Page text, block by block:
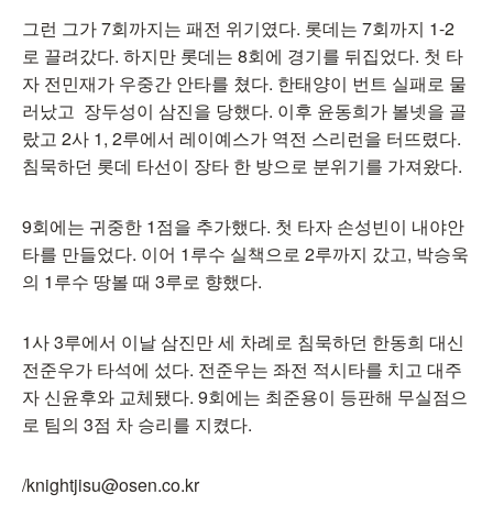
그런 그가 7회까지는 패전 위기였다. 롯데는 7회까지 1-2
로 끌려갔다. 하지만 롯데는 8회에 경기를 뒤집었다. 첫 타
자 전민재가 우중간 안타를 쳤다. 한태양이 번트 실패로 물
러났고 장두성이 삼진을 당했다. 이후 윤동희가 볼넷을 골
랐고 2사 1, 2루에서 레이예스가 역전 스리런을 터뜨렸다.
침묵하던 롯데 타선이 장타 한 방으로 분위기를 가져왔다.
9회에는 귀중한 1점을 추가했다. 첫 타자 손성빈이 내야안
타를 만들었다. 이어 1루수 실책으로 2루까지 갔고, 박승욱
의 1루수 땅볼 때 3루로 향했다.
1사 3루에서 이날 삼진만 세 차례로 침묵하던 한동희 대신
전준우가 타석에 섰다. 전준우는 좌전 적시타를 치고 대주
자 신윤후와 교체됐다. 9회에는 최준용이 등판해 무실점으
로 팀의 3점 차 승리를 지켰다.
/knightjisu@osen.co.kr